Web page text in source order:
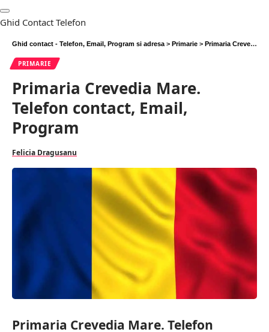
Ghid Contact Telefon
Ghid contact - Telefon, Email, Program si adresa > Primarie > Primaria Crevedia Mare. Telefon contact, Email, Program
PRIMARIE
Primaria Crevedia Mare.
Telefon contact, Email,
Program
Felicia Dragusanu
Primaria Crevedia Mare. Telefon